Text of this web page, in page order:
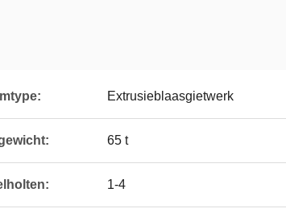
Extrusieblaasgietwerk
65 t
1-4